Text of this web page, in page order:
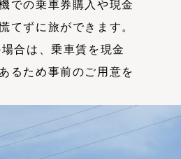
での乗車券購入や現金
てずに旅ができます。
合は、乗車賃を現金
るため事前のご用意を